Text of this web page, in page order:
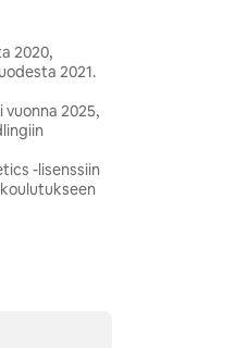
2020,
2021.
vuonna 2025,
-lisenssiin